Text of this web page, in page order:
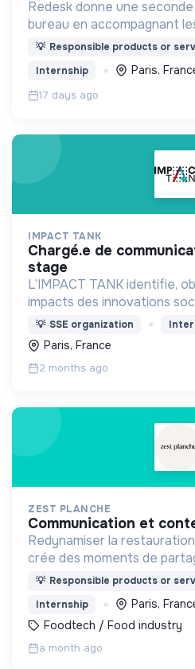
Redesk donne une
bureau en accompagnant
toutes les problématiques
professionnel.
💡 Responsible products or
Internship
Paris,
17 days ago
IMPACT TANK
chargé.e de communication politique -
stage
L’IMPACT TANK identifie,
impacts des innovations
leur développement à
des solutions de terrain aux
💡 SSE organization
Paris, France
2 months ago
ZEST PLANCHE
communication et
Redynamiser la
crée des moments de
entreprises allant de 20 à
faites maison.
💡 Responsible products or
Internship
Paris,
Foodtech / Food industry
a month ago